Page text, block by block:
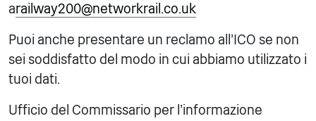
arailway200@networkrail.co.uk
Puoi anche presentare un reclamo all'ICO se non
sei soddisfatto del modo in cui abbiamo utilizzato i
tuoi dati.
Ufficio del Commissario per l'informazione